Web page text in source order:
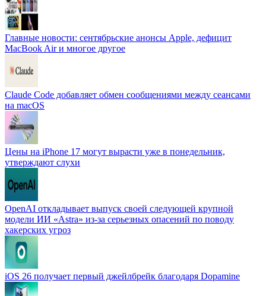
Главные новости: сентябрьские анонсы Apple, дефицит
MacBook Air и многое другое
Claude Code добавляет обмен сообщениями между сеансами
на macOS
Цены на iPhone 17 могут вырасти уже в понедельник,
утверждают слухи
OpenAI откладывает выпуск своей следующей крупной
модели ИИ «Astra» из-за серьезных опасений по поводу
хакерских угроз
iOS 26 получает первый джейлбрейк благодаря Dopamine